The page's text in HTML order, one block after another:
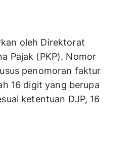
oleh Direktorat
Pajak (PKP). Nomor
penomoran faktur
16 digit yang berupa
ketentuan DJP, 16